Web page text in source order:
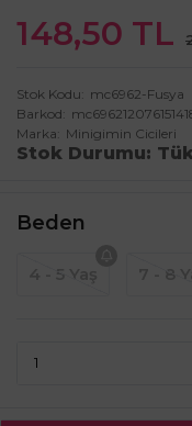
148,50 TL
Stok Kodu
mc6962-Fusya
Barkod
Marka
Minigimin Cicileri
Stok Durumu
Beden